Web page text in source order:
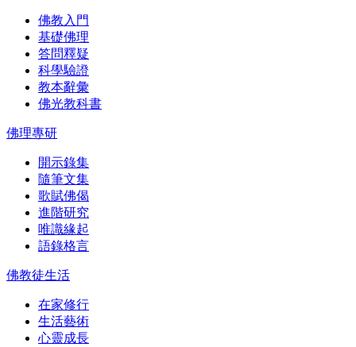
佛教入門
基礎佛理
答問釋疑
科學驗證
教本辭彙
佛光教科書
佛理專研
開示錄集
隨筆文集
歌賦佛偈
進階研究
唯識緣起
語錄格言
佛教徒生活
在家修行
生活藝術
心靈成長